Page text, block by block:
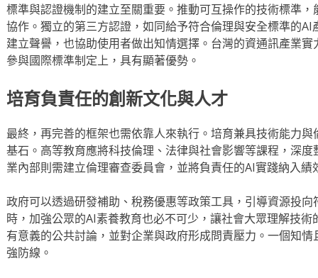
標準與認證機制的建立至關重要。推動可互操作的技術標準
協作。獨立的第三方認證，如同給予符合倫理與安全標準的
建立聲譽，也協助使用者做出知情選擇。台灣的資通訊產業
參與國際標準制定上，具有顯著優勢。
培育負責任的創新文化與人才
最終，再完善的框架也需依靠人來執行。培育兼具技術能力
基石。高等教育應將科技倫理、法律與社會影響等課程，深
業內部則需建立倫理審查委員會，並將負責任的AI實踐納入績
政府可以透過研發補助、稅務優惠等政策工具，引導資源投
時，加強公眾的AI素養教育也必不可少，讓社會大眾理解技
有意義的公共討論，並對企業與政府形成問責壓力。一個知
強防線。